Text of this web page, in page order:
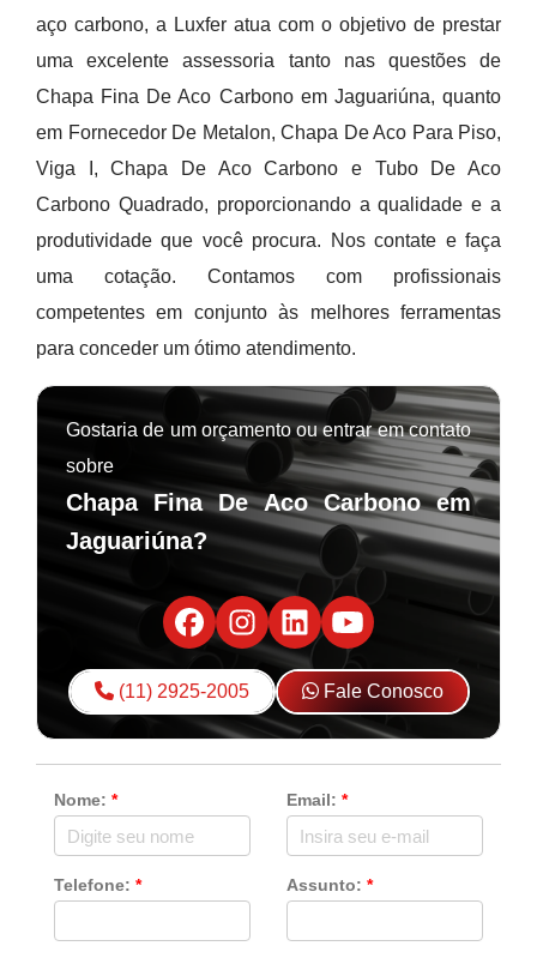
aço carbono, a Luxfer atua com o objetivo de prestar
uma excelente assessoria tanto nas questões de
Chapa Fina De Aco Carbono em Jaguariúna, quanto
em Fornecedor De Metalon, Chapa De Aco Para Piso,
Viga I, Chapa De Aco Carbono e Tubo De Aco
Carbono Quadrado, proporcionando a qualidade e a
produtividade que você procura. Nos contate e faça
uma cotação. Contamos com profissionais
competentes em conjunto às melhores ferramentas
para conceder um ótimo atendimento.
Gostaria de um orçamento ou entrar em contato
sobre
Chapa Fina De Aco Carbono em
Jaguariúna?
(11) 2925-2005 Fale Conosco
Nome: * Email: *
Telefone: * Assunto: *